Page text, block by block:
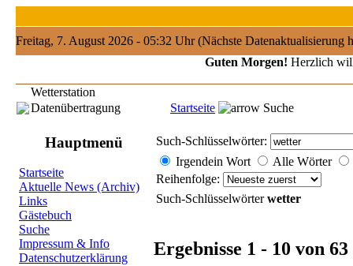
Freitag, 7. August 2026 - 05:32 Uhr (Nächste Datenaktualisierung
Guten Morgen! Herzlich
Wetterstation
Startseite
Suche
Datenübertragung
Hauptmenü
Startseite
Aktuelle News (Archiv)
Links
Gästebuch
Suche
Impressum & Info
Datenschutzerklärung
Such-Schlüsselwörter:
Irgendein Wort
Alle Wörter
Reihenfolge:
Such-Schlüsselwörterwetter
Ergebnisse 1 - 10 von 63